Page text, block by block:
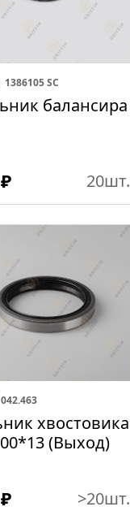
1386105 SC
балансира
20шт.
042.463
хвостовика
(Выход)
>20шт.